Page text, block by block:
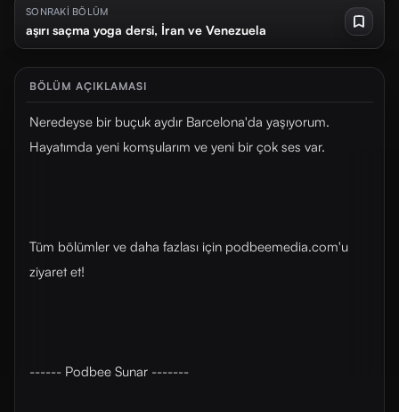
SONRAKİ BÖLÜM
aşırı saçma yoga dersi, İran ve Venezuela
BÖLÜM AÇIKLAMASI
Neredeyse bir buçuk aydır Barcelona'da yaşıyorum.
Hayatımda yeni komşularım ve yeni bir çok ses var.
Tüm bölümler ve daha fazlası için ⁠⁠podbeemedia.com⁠⁠'u
ziyaret et!
------ Podbee Sunar -------